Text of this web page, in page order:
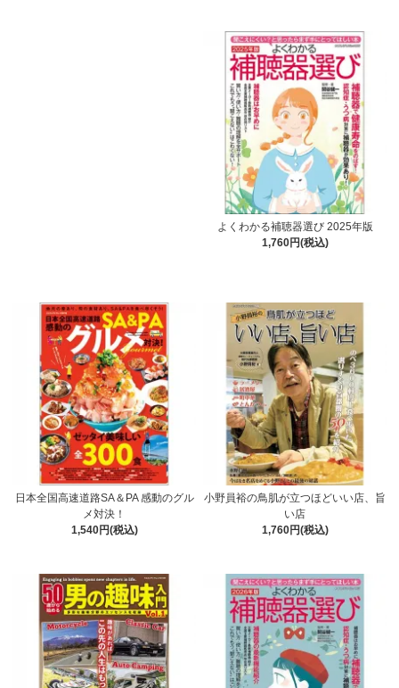
よくわかる補聴器選び 2025年版
1,760円(税込)
日本全国高速道路SA＆PA 感動のグル
メ対決！
1,540円(税込)
小野員裕の鳥肌が立つほどいい店、旨
い店
1,760円(税込)